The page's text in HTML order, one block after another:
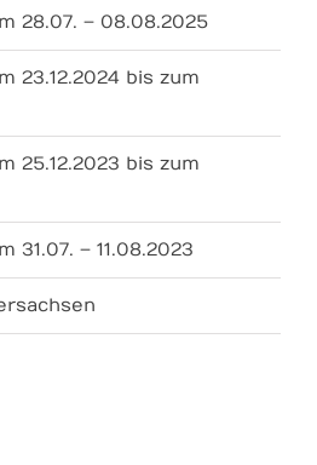
28.07. – 08.08.2025
23.12.2024 bis zum
25.12.2023 bis zum
31.07. – 11.08.2023